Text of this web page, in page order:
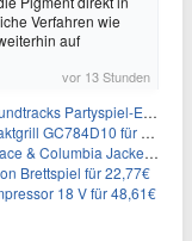
Verfahren wie
auf
vor 13 Stunden
Erweiterung für 6,99€
GC784D10 für 239,99€
Jacken ab 39,60€
Brettspiel für 22,77€
18 V für 48,61€